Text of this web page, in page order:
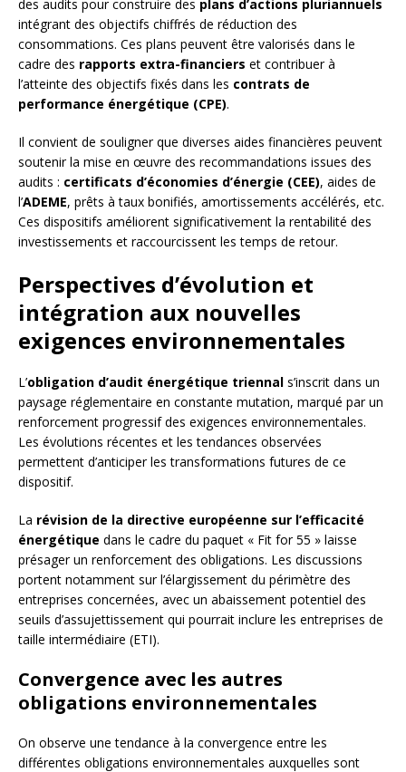
des audits pour construire des plans d’actions pluriannuels
intégrant des objectifs chiffrés de réduction des
consommations. Ces plans peuvent être valorisés dans le
cadre des rapports extra-financiers et contribuer à
l’atteinte des objectifs fixés dans les contrats de
performance énergétique (CPE).
Il convient de souligner que diverses aides financières peuvent
soutenir la mise en œuvre des recommandations issues des
audits : certificats d’économies d’énergie (CEE), aides de
l’ADEME, prêts à taux bonifiés, amortissements accélérés, etc.
Ces dispositifs améliorent significativement la rentabilité des
investissements et raccourcissent les temps de retour.
Perspectives d’évolution et
intégration aux nouvelles
exigences environnementales
L’obligation d’audit énergétique triennal s’inscrit dans un
paysage réglementaire en constante mutation, marqué par un
renforcement progressif des exigences environnementales.
Les évolutions récentes et les tendances observées
permettent d’anticiper les transformations futures de ce
dispositif.
La révision de la directive européenne sur l’efficacité
énergétique dans le cadre du paquet « Fit for 55 » laisse
présager un renforcement des obligations. Les discussions
portent notamment sur l’élargissement du périmètre des
entreprises concernées, avec un abaissement potentiel des
seuils d’assujettissement qui pourrait inclure les entreprises de
taille intermédiaire (ETI).
Convergence avec les autres
obligations environnementales
On observe une tendance à la convergence entre les
différentes obligations environnementales auxquelles sont